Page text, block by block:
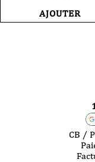
AJOUTER
CB /